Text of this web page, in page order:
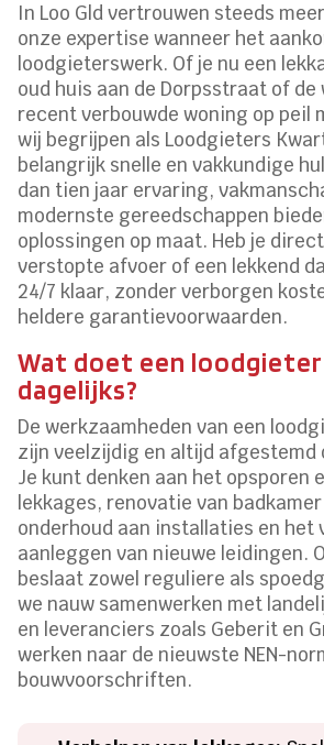
In Loo Gld vertrouwen steeds
onze expertise wanneer het
loodgieterswerk. Of je nu een
oud huis aan de Dorpsstraat of
recent verbouwde woning op peil
wij begrijpen als Loodgieters
belangrijk snelle en vakkundige
dan tien jaar ervaring,
modernste gereedschappen
oplossingen op maat. Heb je
verstopte afvoer of een lekkend
24/7 klaar, zonder verborgen
heldere garantievoorwaarden.
Wat doet een loodgieter
dagelijks?
De werkzaamheden van een
zijn veelzijdig en altijd afgestemd
Je kunt denken aan het opsporen
lekkages, renovatie van
onderhoud aan installaties en het
aanleggen van nieuwe leidingen.
beslaat zowel reguliere als
we nauw samenwerken met
en leveranciers zoals Geberit en
werken naar de nieuwste NEN-
bouwvoorschriften.